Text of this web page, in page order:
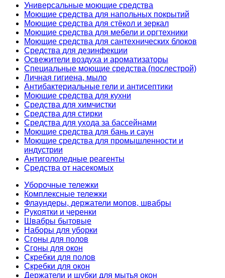
Универсальные моющие средства
Моющие средства для напольных покрытий
Моющие средства для стёкол и зеркал
Моющие средства для мебели и оргтехники
Моющие средства для сантехнических блоков
Средства для дезинфекции
Освежители воздуха и ароматизаторы
Специальные моющие средства (послестрой)
Личная гигиена, мыло
Антибактериальные гели и антисептики
Моющие средства для кухни
Средства для химчистки
Средства для стирки
Средства для ухода за бассейнами
Моющие средства для бань и саун
Моющие средства для промышленности и
индустрии
Антигололедные реагенты
Средства от насекомых
Уборочные тележки
Комплексные тележки
Флаундеры, держатели мопов, швабры
Рукоятки и черенки
Швабры бытовые
Наборы для уборки
Сгоны для полов
Сгоны для окон
Скребки для полов
Скребки для окон
Держатели и шубки для мытья окон